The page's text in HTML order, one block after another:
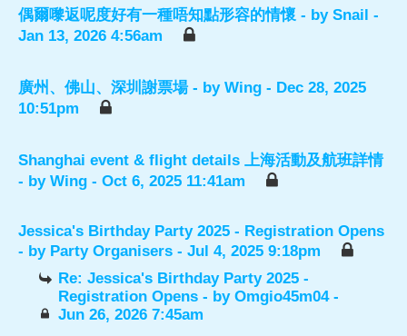
偶爾嚟返呢度好有一種唔知點形容的情懷 - by Snail -
Jan 13, 2026 4:56am
廣州、佛山、深圳謝票場 - by Wing - Dec 28, 2025
10:51pm
Shanghai event & flight details 上海活動及航班詳情
- by Wing - Oct 6, 2025 11:41am
Jessica's Birthday Party 2025 - Registration Opens
- by Party Organisers - Jul 4, 2025 9:18pm
Re: Jessica's Birthday Party 2025 -
Registration Opens - byOmgio45m04-
Jun 26, 2026 7:45am